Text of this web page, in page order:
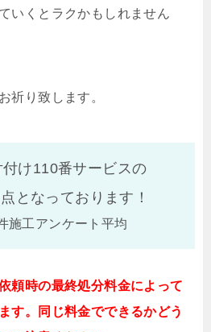
いくとラクかもしれません
祈り致します。
け110番サービスの
点となっております！
施工アンケート平均
頼時の最終処分料金によって
す。同じ料金でできるかどう